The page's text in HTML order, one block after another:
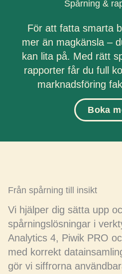
Spårning &
För att fatta smarta
mer än magkänsla –
kan lita på. Med rätt
rapporter får du full
marknadsföring
Boka
Från spårning till insikt
Vi hjälper dig sätta upp
spårningslösningar i
Analytics 4, Piwik PRO
med korrekt
gör vi siffrorna